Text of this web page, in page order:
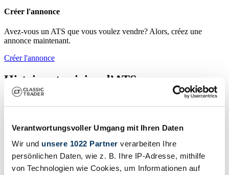
Verantwortungsvoller Umgang mit Ihren Daten
Wir und unsere 1022 Partner verarbeiten Ihre
persönlichen Daten, wie z. B. Ihre IP-Adresse, mithilfe
von Technologien wie Cookies, um Informationen auf
Créer l'annonce
Avez-vous un ATS que vous voulez vendre? Alors, créez une
annonce maintenant.
Créer l'annonce
Histoire et origine d’ATS
ATS, acronyme d’Automobili Turismo e Sport, a vu le jour en Italie
d’indépendance technique. Le projet ATS ne se limite pas à la
s’oriente aussi vers la compétition automobile, notamment en
Formule 1. Malgré une existence de courte durée, la marque a
imprimé sa personnalité au sein du monde automobile, en proposant